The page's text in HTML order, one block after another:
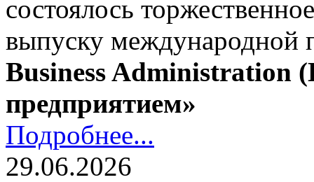
состоялось
выпуску
Business Administration
предприятием»
Подробнее...
29.06.2026